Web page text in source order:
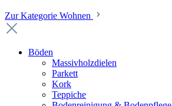
Zur Kategorie Wohnen
Böden
Massivholzdielen
Parkett
Kork
Teppiche